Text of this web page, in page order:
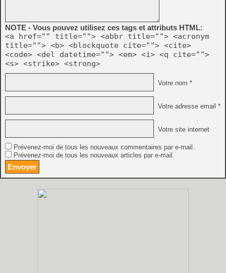
NOTE - Vous pouvez utilisez ces tags et attributs HTML:
<a href="" title=""> <abbr title=""> <acronym
title=""> <b> <blockquote cite=""> <cite>
<code> <del datetime=""> <em> <i> <q cite="">
<s> <strike> <strong>
Votre nom *
Votre adresse email *
Votre site internet
Prévenez-moi de tous les nouveaux commentaires par e-mail.
Prévenez-moi de tous les nouveaux articles par e-mail.